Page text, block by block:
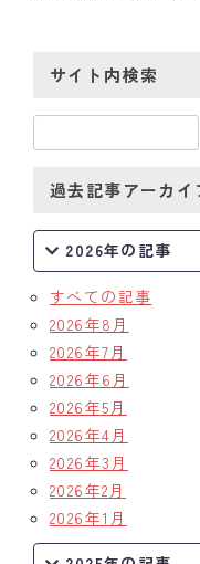
サイト内検索
過去記事アーカイ
2026年の記事
すべての記事
2026年8月
2026年7月
2026年6月
2026年5月
2026年4月
2026年3月
2026年2月
2026年1月